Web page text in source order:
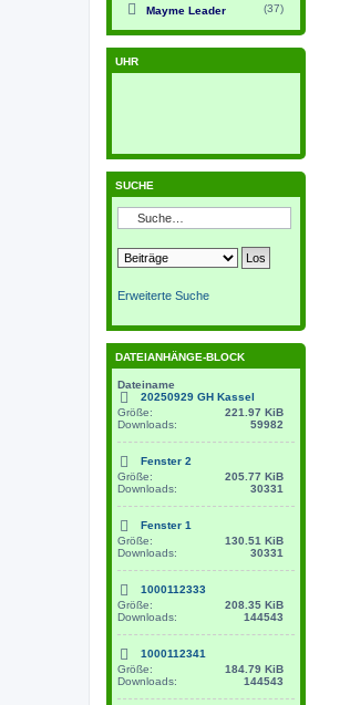
Mayme Leader
(37)
UHR
SUCHE
Erweiterte Suche
DATEIANHÄNGE-BLOCK
Dateiname
20250929 GH Kassel
Größe:
221.97 KiB
Downloads:
59982
Fenster 2
Größe:
205.77 KiB
Downloads:
30331
Fenster 1
Größe:
130.51 KiB
Downloads:
30331
1000112333
Größe:
208.35 KiB
Downloads:
144543
1000112341
Größe:
184.79 KiB
Downloads:
144543